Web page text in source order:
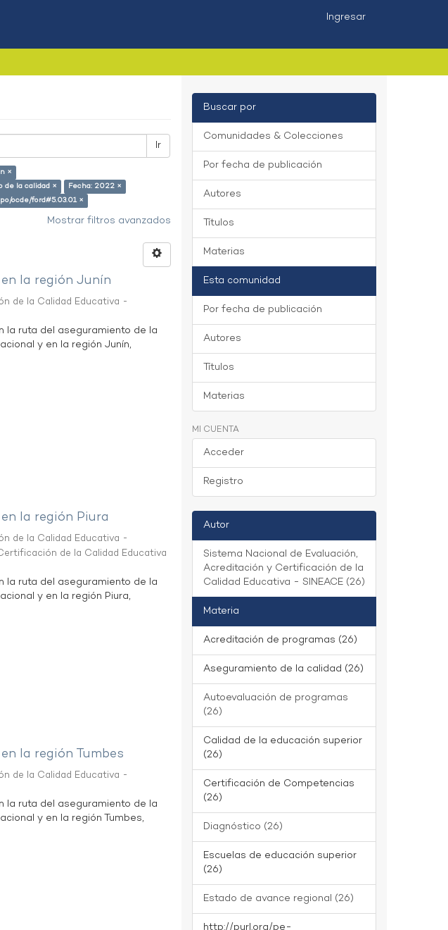
Ingresar
Ir
×
de la calidad ×
Fecha: 2022 ×
ocde/ford#5.03.01 ×
Mostrar filtros avanzados
la región Junín
de la Calidad Educativa -
la ruta del aseguramiento de la
y en la región Junín,
la región Piura
de la Calidad Educativa -
de la Calidad Educativa
la ruta del aseguramiento de la
y en la región Piura,
la región Tumbes
de la Calidad Educativa -
la ruta del aseguramiento de la
y en la región Tumbes,
Buscar por
Comunidades & Colecciones
Por fecha de publicación
Autores
Títulos
Materias
Esta comunidad
Por fecha de publicación
Autores
Títulos
Materias
MI CUENTA
Acceder
Registro
Autor
Sistema Nacional de Evaluación,
Acreditación y Certificación de la
Calidad Educativa - SINEACE (26)
Materia
Acreditación de programas (26)
Aseguramiento de la calidad (26)
Autoevaluación de programas
(26)
Calidad de la educación superior
(26)
Certificación de Competencias
(26)
Diagnóstico (26)
Escuelas de educación superior
(26)
Estado de avance regional (26)